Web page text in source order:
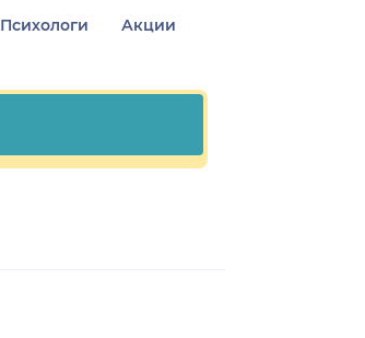
Психологи Акции